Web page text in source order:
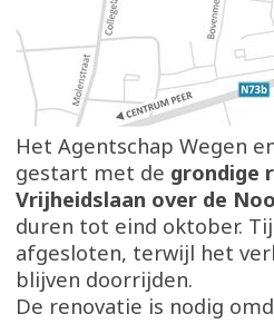
Het Agentschap Wegen
gestart met de grondige
Vrijheidslaan over de
duren tot eind oktober.
afgesloten, terwijl het
blijven doorrijden.
De renovatie is nodig